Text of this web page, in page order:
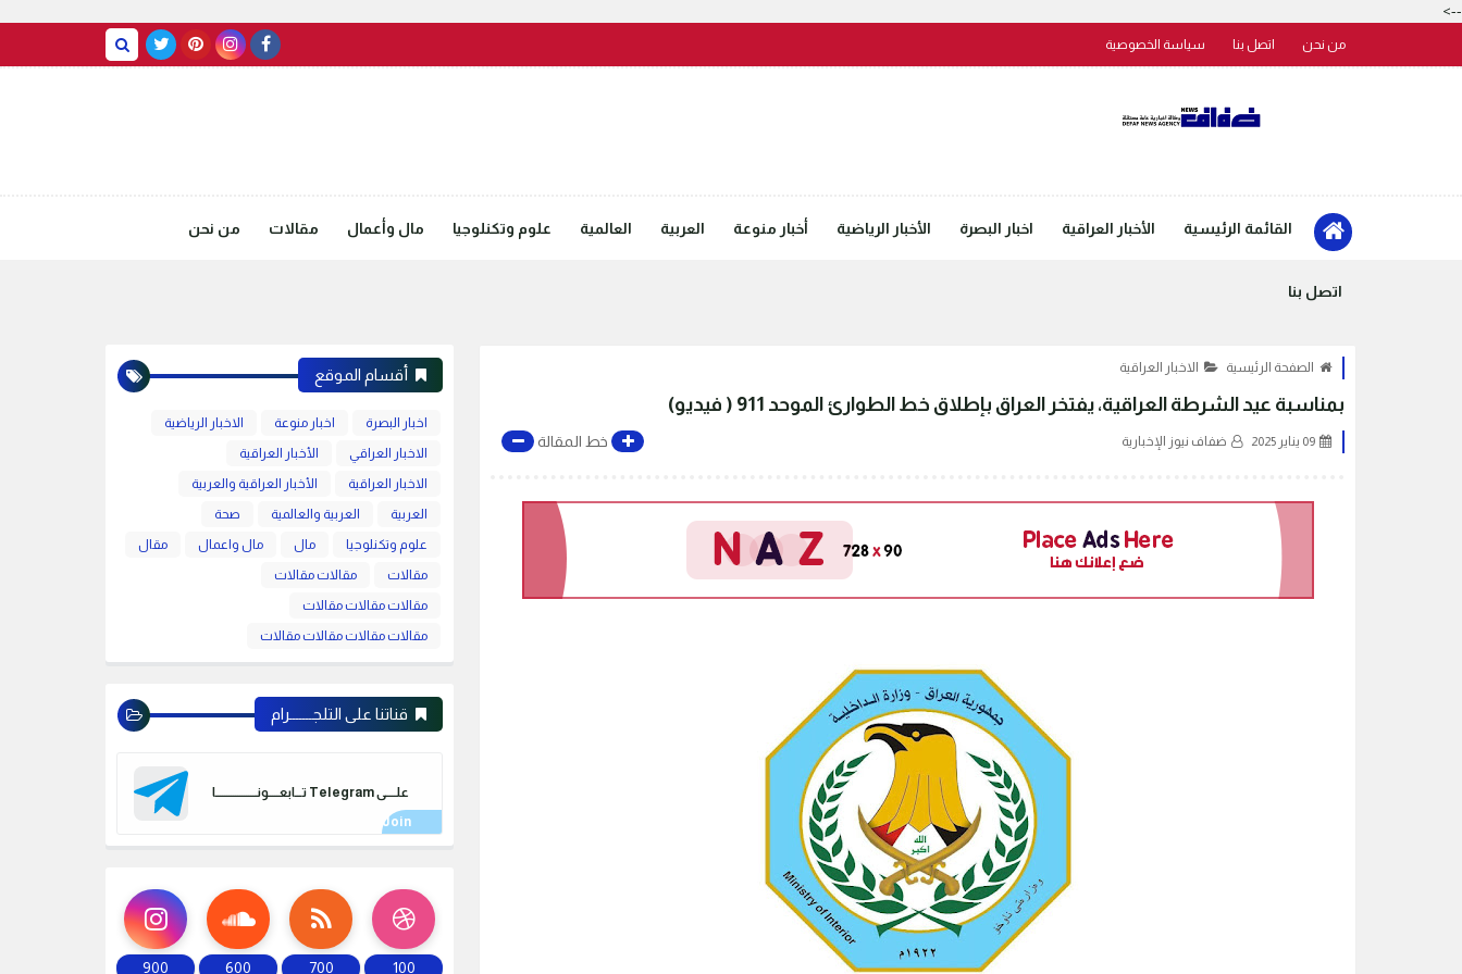
-->
من نحن اتصل بنا سياسة الخصوصية
القائمة الرئيسية الأخبار العراقية اخبار البصرة الأخبار الرياضية أخبار منوعة العربية العالمية علوم وتكنلوجيا مال وأعمال مقالات من نحن
اتصل بنا
الصفحة الرئيسية الاخبار العراقية
بمناسبة عيد الشرطة العراقية، يفتخر العراق بإطلاق خط الطوارئ الموحد 911 ( فيديو)
09 يناير 2025 ضفاف نيوز الإخبارية خط المقالة
أقسام الموقع
اخبار البصرة اخبار منوعة
الاخبار الرياضية
الاخبار العراقي
الأخبار العراقية
الاخبار العراقية
الأخبار العراقية والعربية
العربية
العربية والعالمية
صحة
علوم وتكنلوجيا
مال مال واعمال
مقال
مقالات
مقالات مقالات
مقالات مقالات مقالات
مقالات مقالات مقالات مقالات
قناتنا على التلجـــــــرام
علـــــى Telegram تـــابعـــــونـــــــــــــــــــا
100
700
600
900